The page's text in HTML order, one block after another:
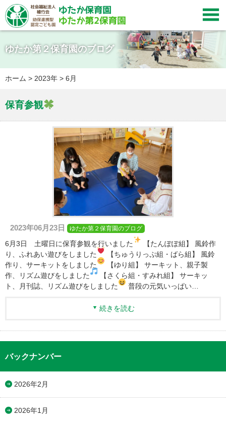

ゆたか第２保育園のブログ
ホーム > 2023年 > 6月
保育参観
2023年06月23日 ゆたか第２保育園のブログ
6月3日 土曜日に保育参観を行いました
【たんぽぽ組】 風鈴作
り、ふれあい遊びをしました
【ちゅうりっぷ組・ばら組】 風鈴
作り、サーキットをしました
【ゆり組】 サーキット、親子製
作、リズム遊びをしました
【さくら組・すみれ組】 サーキッ
ト、月刊誌、リズム遊びをしました
普段の元気いっぱい…
続きを読む
バックナンバー
2026年2月
2026年1月